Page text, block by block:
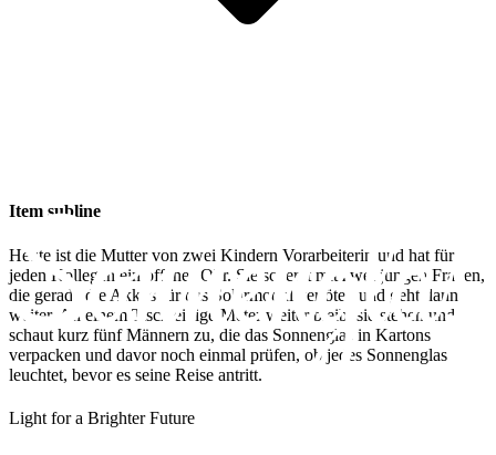
Item subline
Heute ist die Mutter von zwei Kindern Vorarbeiterin und hat für
jeden Kollegen ein offenes Ohr. Sie scherzt mit zwei jungen Frauen,
die gerade die Akkus für das Solarmodul verlöten und geht dann
weiter. An einem Tisch einige Meter weiter bleibt sie stehen und
schaut kurz fünf Männern zu, die das Sonnenglas in Kartons
verpacken und davor noch einmal prüfen, ob jedes Sonnenglas
leuchtet, bevor es seine Reise antritt.
Light for a Brighter Future